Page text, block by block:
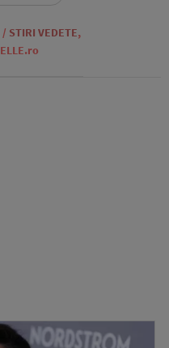
/ STIRI VEDETE,
ELLE.ro